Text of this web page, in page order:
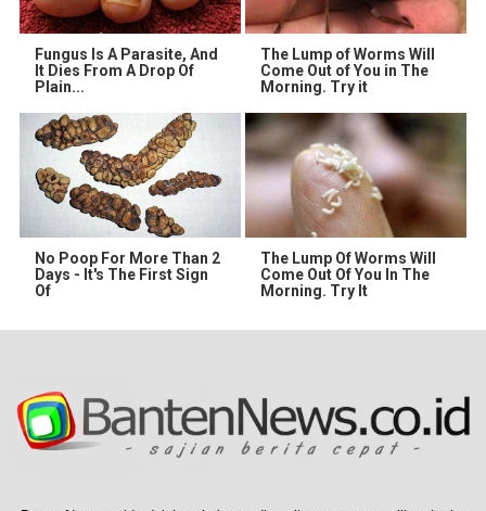
Fungus Is A Parasite, And
It Dies From A Drop Of
Plain...
The Lump of Worms Will
Come Out of You in The
Morning. Try it
No Poop For More Than 2
Days - It's The First Sign
Of
The Lump Of Worms Will
Come Out Of You In The
Morning. Try It